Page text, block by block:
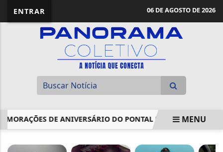
ENTRAR 06 DE AGOSTO DE 2026
DE ANIVERSÁRIO DO PONTAL DO ARAGUAIA
MENU